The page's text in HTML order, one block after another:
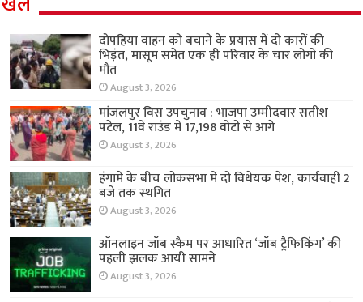
दोपहिया वाहन को बचाने के प्रयास में दो कारों की
भिड़ंत, मासूम समेत एक ही परिवार के चार लोगों की
मौत
August 3, 2026
मांजलपुर विस उपचुनाव : भाजपा उम्मीदवार सतीश
पटेल, 11वें राउंड में 17,198 वोटों से आगे
August 3, 2026
हंगामे के बीच लोकसभा में दो विधेयक पेश, कार्यवाही 2
बजे तक स्थगित
August 3, 2026
ऑनलाइन जॉब स्कैम पर आधारित ‘जॉब ट्रैफिकिंग’ की
पहली झलक आयी सामने
August 3, 2026